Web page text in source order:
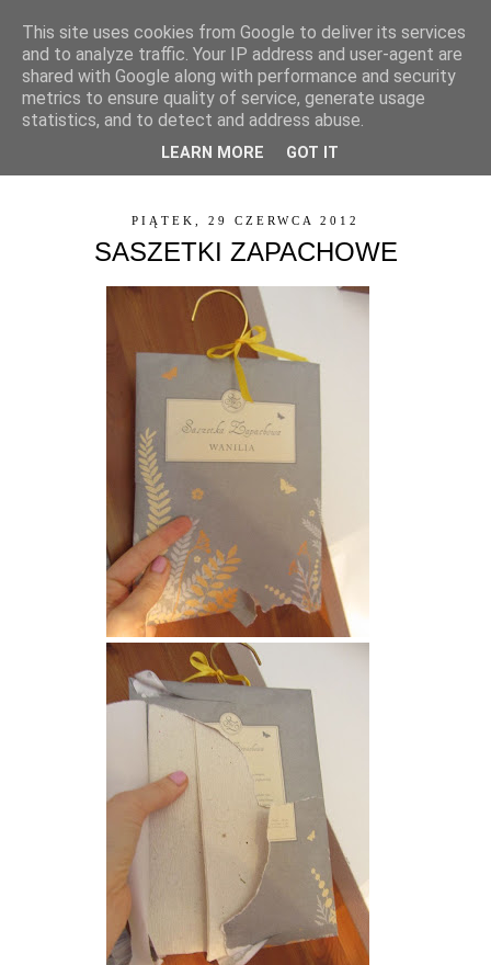
▼
PIĄTEK, 29 CZERWCA 2012
SASZETKI ZAPACHOWE
This site uses cookies from Google to deliver its services
and to analyze traffic. Your IP address and user-agent are
shared with Google along with performance and security
metrics to ensure quality of service, generate usage
statistics, and to detect and address abuse.
LEARN MORE GOT IT